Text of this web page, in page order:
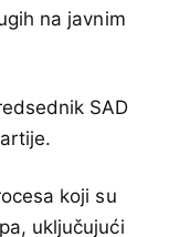
na javnim
SAD
koji su
uključujući